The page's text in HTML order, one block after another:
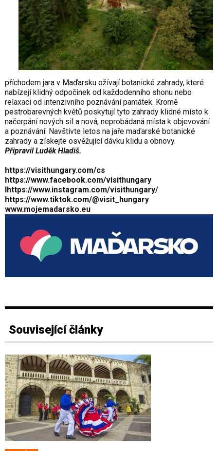
příchodem jara v Maďarsku ožívají botanické zahrady, které
nabízejí klidný odpočinek od každodenního shonu nebo
relaxaci od intenzivního poznávání památek. Kromě
pestrobarevných květů poskytují tyto zahrady klidné místo k
načerpání nových sil a nová, neprobádaná místa k objevování
a poznávání. Navštivte letos na jaře maďarské botanické
zahrady a získejte osvěžující dávku klidu a obnovy.
Připravil Luděk Hladiš.
https://visithungary.com/cs
https://www.facebook.com/visithungary
https://www.instagram.com/visithungary/
https://www.tiktok.com/@visit_hungary
www.mojemadarsko.eu
Související články